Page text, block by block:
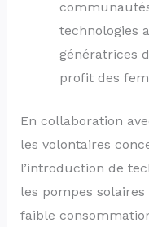
technologies
génératrices
profit des
En collaboration
les volontaires
l’introduction de
les pompes
faible